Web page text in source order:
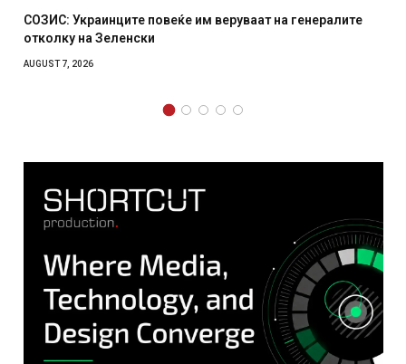
им веруваат на генералите
Рачна бомба експлодира